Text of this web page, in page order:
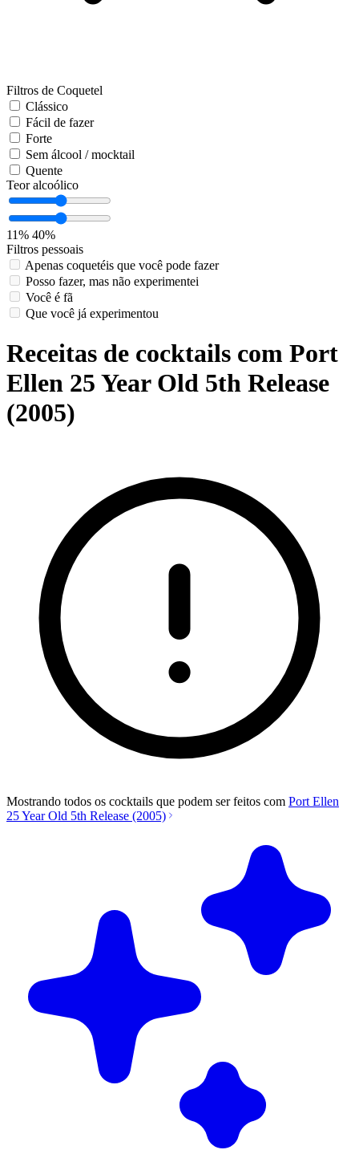
Filtros de Coquetel
Clássico
Fácil de fazer
Forte
Sem álcool / mocktail
Quente
Teor alcoólico
11% 40%
Filtros pessoais
Apenas coquetéis que você pode fazer
Posso fazer, mas não experimentei
Você é fã
Que você já experimentou
Receitas de cocktails com Port
Ellen 25 Year Old 5th Release
(2005)
Mostrando todos os cocktails que podem ser feitos com Port Ellen
25 Year Old 5th Release (2005)